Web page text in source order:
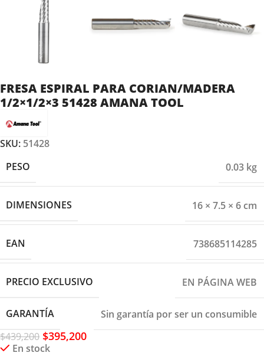
FRESA ESPIRAL PARA CORIAN/MADERA
1/2×1/2×3 51428 AMANA TOOL
SKU: 51428
PESO
0.03 kg
DIMENSIONES 16 × 7.5 × 6 cm
EAN 738685114285
PRECIO EXCLUSIVO EN PÁGINA WEB
GARANTÍA
Sin garantía por ser un consumible
$439,200 $395,200
En stock